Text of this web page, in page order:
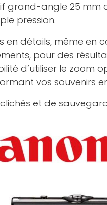
grand-angle 25 mm
pression.
en détails, même en
pour des
d’utiliser le zoom
vos souvenirs
et de